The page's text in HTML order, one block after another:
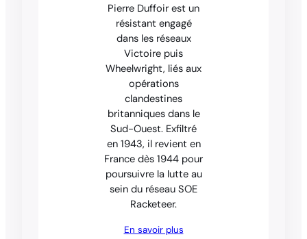
Pierre Duffoir est un
résistant engagé
dans les réseaux
Victoire puis
Wheelwright, liés aux
opérations
clandestines
britanniques dans le
Sud-Ouest. Exfiltré
en 1943, il revient en
France dès 1944 pour
poursuivre la lutte au
sein du réseau SOE
Racketeer.
En savoir plus